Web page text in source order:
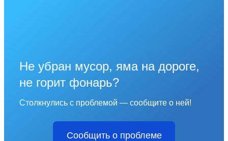
Не убран мусор, яма на дороге,
не горит фонарь?
Столкнулись с проблемой — сообщите о ней!
Сообщить о проблеме